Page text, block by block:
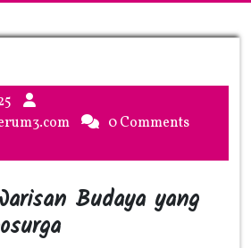
January
28,
0 Comments
Budaya yang